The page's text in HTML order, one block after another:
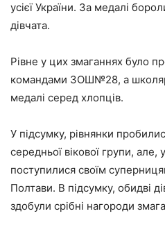
усієї України. За медалі
дівчата.
Рівне у цих змаганнях було
командами ЗОШ№28, а
медалі серед хлопців.
У підсумку, рівнянки
середньої вікової групи, але,
поступилися своїм
Полтави. В підсумку, обидві
здобули срібні нагороди